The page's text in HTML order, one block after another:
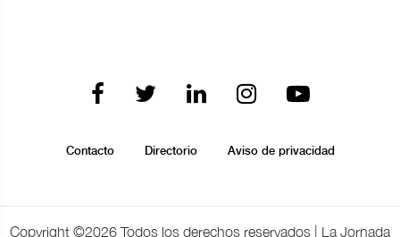
Contacto Directorio Aviso de privacidad
Copyright ©2026 Todos los derechos reservados | La Jornada